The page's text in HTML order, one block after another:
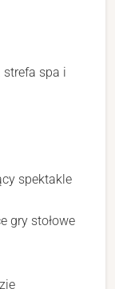
strefa spa i
spektakle
gry stołowe